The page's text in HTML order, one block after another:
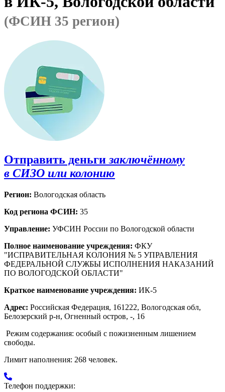
(ФСИН 35 регион)
Отправить деньги заключённому
в СИЗО или колонию
Регион: Вологодская область
Код региона ФСИН: 35
Управление: УФСИН России по Вологодской области
Полное наименование учреждения: ФКУ
"ИСПРАВИТЕЛЬНАЯ КОЛОНИЯ № 5 УПРАВЛЕНИЯ
ФЕДЕРАЛЬНОЙ СЛУЖБЫ ИСПОЛНЕНИЯ НАКАЗАНИЙ
ПО ВОЛОГОДСКОЙ ОБЛАСТИ"
Краткое наименование учреждения: ИК-5
Адрес: Российская Федерация, 161222, Вологодская обл,
Белозерский р-н, Огненный остров, -, 16
Режим содержания: особый с пожизненным лишением
свободы.
Лимит наполнения: 268 человек.
Телефон поддержки: